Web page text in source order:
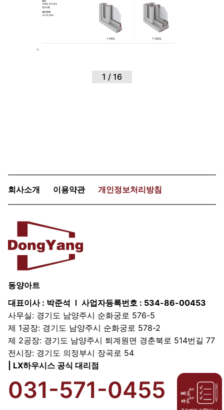
1 / 16
회사소개 이용약관 개인정보처리방침
동양아트
대표이사 : 박준석
사업자등록번호 : 534-86-00453
사무실: 경기도 남양주시 순화궁로 576-5
제 1공장: 경기도 남양주시 순화궁로 578-2
제 2공장: 경기도 남양주시 퇴계원면 경춘북로 514번길 77
전시장: 경기도 의정부시 장곡로 54
| LX하우시스 공식 대리점
031-571-0455